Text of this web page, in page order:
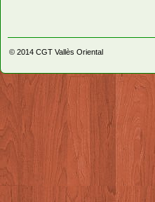
© 2014 CGT Vallès Oriental